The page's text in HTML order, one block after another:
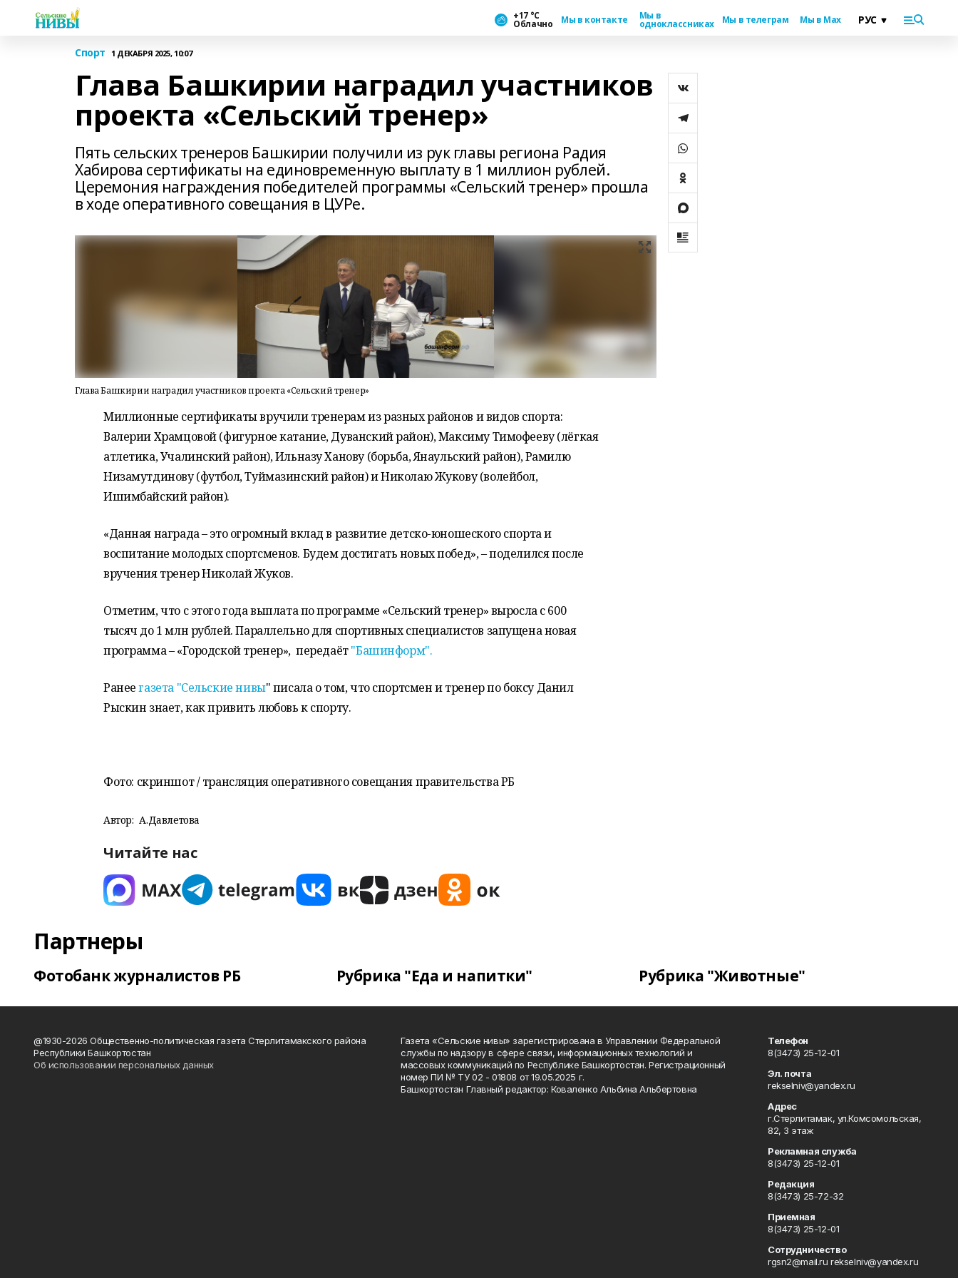
+17 °С
Облачно Мы в контакте Мы в
одноклассниках Мы в телеграм Мы в Max
Спорт 1 ДЕКАБРЯ 2025, 10:07
Глава Башкирии наградил участников
проекта «Сельский тренер»
Пять сельских тренеров Башкирии получили из рук главы региона Радия
Хабирова сертификаты на единовременную выплату в 1 миллион рублей.
Церемония награждения победителей программы «Сельский тренер» прошла
в ходе оперативного совещания в ЦУРе.
Глава Башкирии наградил участников проекта «Сельский тренер»
Миллионные сертификаты вручили тренерам из разных районов и видов спорта:
Валерии Храмцовой (фигурное катание, Дуванский район), Максиму Тимофееву (лёгкая
атлетика, Учалинский район), Ильназу Ханову (борьба, Янаульский район), Рамилю
Низамутдинову (футбол, Туймазинский район) и Николаю Жукову (волейбол,
Ишимбайский район).
«Данная награда – это огромный вклад в развитие детско-юношеского спорта и
воспитание молодых спортсменов. Будем достигать новых побед», – поделился после
вручения тренер Николай Жуков.
Отметим, что с этого года выплата по программе «Сельский тренер» выросла с 600
тысяч до 1 млн рублей. Параллельно для спортивных специалистов запущена новая
программа – «Городской тренер», передаёт"Башинформ".
Ранеегазета "Сельские нивы" писала о том, что спортсмен и тренер по боксу Данил
Рыскин знает, как привить любовь к спорту.
Фото: скриншот / трансляция оперативного совещания правительства РБ
Автор: А.Давлетова
Читайте нас
Партнеры
Фотобанк журналистов РБ Рубрика "Еда и напитки" Рубрика "Животные"
@1930-2026 Общественно-политическая газета Стерлитамакского района
Республики Башкортостан
Об использовании персональных данных
Газета «Сельские нивы» зарегистрирована в Управлении Федеральной
службы по надзору в сфере связи, информационных технологий и
массовых коммуникаций по Республике Башкортостан. Регистрационный
номер ПИ № ТУ 02 - 01808 от 19.05.2025 г.
Башкортостан Главный редактор: Коваленко Альбина Альбертовна
Телефон
8(3473) 25-12-01
Эл. почта
rekselniv@yandex.ru
Адрес
г.Стерлитамак, ул.Комсомольская,
82, 3 этаж
Рекламная служба
8(3473) 25-12-01
Редакция
8(3473) 25-72-32
Приемная
8(3473) 25-12-01
Сотрудничество
rgsn2@mail.ru rekselniv@yandex.ru